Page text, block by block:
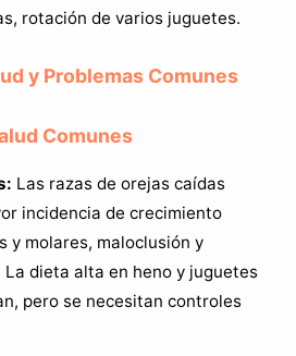
rotación de varios juguetes.
y Problemas Comunes
Comunes
Las razas de orejas caídas
incidencia de crecimiento
y molares, maloclusión y
dieta alta en heno y juguetes
pero se necesitan controles